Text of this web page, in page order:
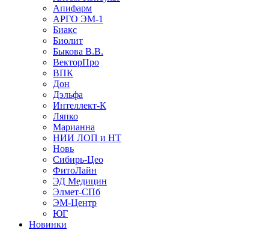
Апифарм
АРГО ЭМ-1
Биакс
Биолит
Быкова В.В.
ВекторПро
ВПК
Дон
Дэльфа
Интеллект-К
Ляпко
Марианна
НИИ ЛОП и НТ
Новь
Сибирь-Цео
ФитоЛайн
ЭД Медицин
Элмет-СПб
ЭМ-Центр
ЮГ
Новинки